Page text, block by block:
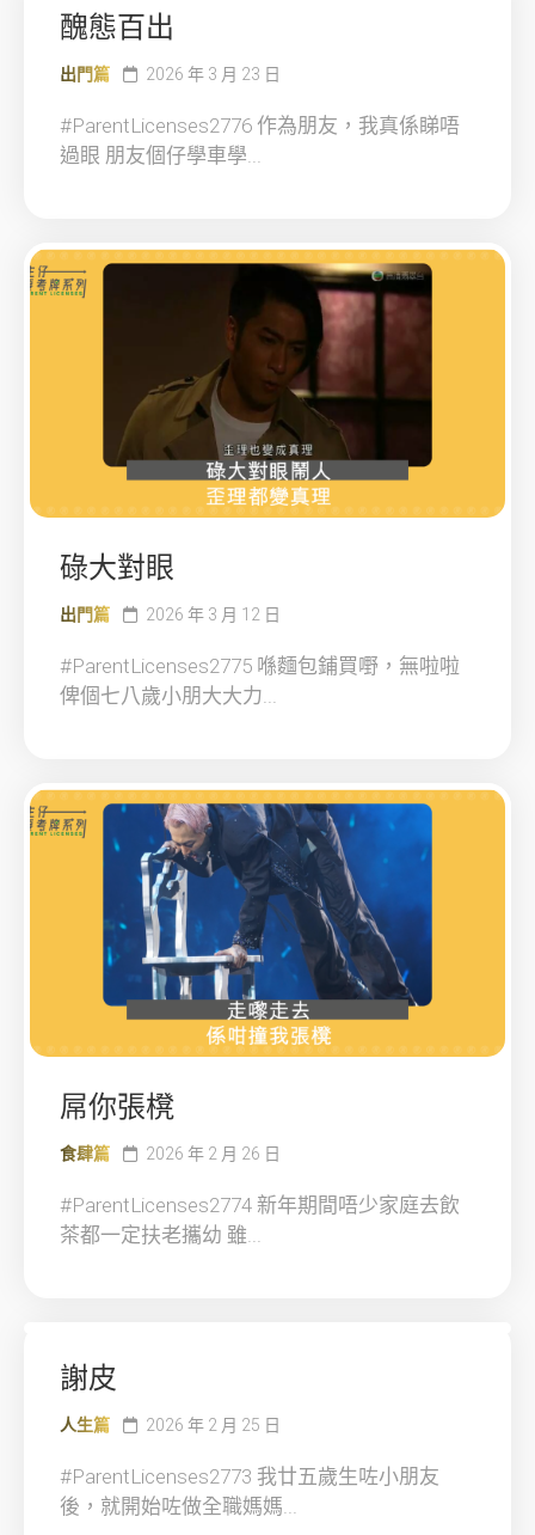
醜態百出
出門篇 2026 年 3 月 23 日
#ParentLicenses2776 作為朋友，我真係睇唔
過眼 朋友個仔學車學...
碌大對眼
出門篇 2026 年 3 月 12 日
#ParentLicenses2775 喺麵包鋪買嘢，無啦啦
俾個七八歲小朋大大力...
屌你張櫈
食肆篇 2026 年 2 月 26 日
#ParentLicenses2774 新年期間唔少家庭去飲
茶都一定扶老攜幼 雖...
謝皮
人生篇 2026 年 2 月 25 日
#ParentLicenses2773 我廿五歲生咗小朋友
後，就開始咗做全職媽媽...